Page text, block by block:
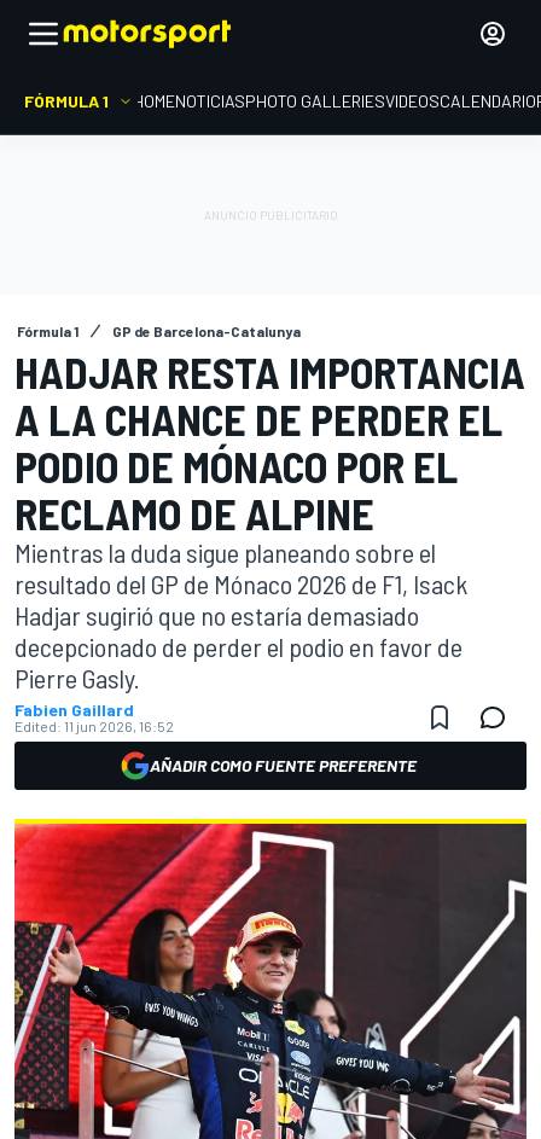
FÓRMULA 1 HOMENOTICIASPHOTO GALLERIESVIDEOSCALENDARIO
Fórmula 1 GP de Barcelona-Catalunya
HADJAR RESTA IMPORTANCIA
A LA CHANCE DE PERDER EL
PODIO DE MÓNACO POR EL
RECLAMO DE ALPINE
Mientras la duda sigue planeando sobre el
resultado del GP de Mónaco 2026 de F1, Isack
Hadjar sugirió que no estaría demasiado
decepcionado de perder el podio en favor de
Pierre Gasly.
Fabien Gaillard
Edited: 11 jun 2026, 16:52
AÑADIR COMO FUENTE PREFERENTE